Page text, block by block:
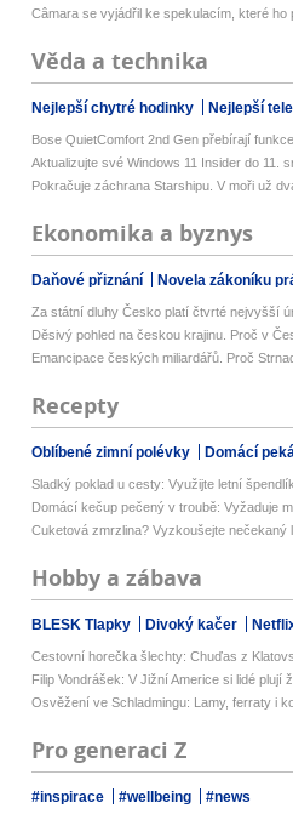
Câmara se vyjádřil ke spekulacím, které ho
Věda a technika
Nejlepší chytré hodinky Nejlepší
Bose QuietComfort 2nd Gen přebírají
Aktualizujte své Windows 11 Insider do 11.
Pokračuje záchrana Starshipu. V moři už
Ekonomika a byznys
Daňové přiznání Novela zákoníku
Za státní dluhy Česko platí čtvrté nejvyšší
Děsivý pohled na českou krajinu. Proč v
Emancipace českých miliardářů. Proč
Recepty
Oblíbené zimní polévky Domácí
Sladký poklad u cesty: Využijte letní
Domácí kečup pečený v troubě: Vyžaduje
Cuketová zmrzlina? Vyzkoušejte nečekaný
Hobby a zábava
BLESK Tlapky Divoký kačer
Cestovní horečka šlechty: Chuďas z
Filip Vondrášek: V Jižní Americe si lidé plují
Osvěžení ve Schladmingu: Lamy, ferraty i
Pro generaci Z
#inspirace #wellbeing #news